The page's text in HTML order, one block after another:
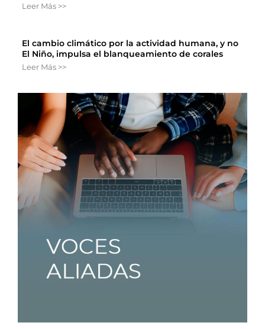
Leer Más >>
El cambio climático por la actividad humana, y no
El Niño, impulsa el blanqueamiento de corales
Leer Más >>